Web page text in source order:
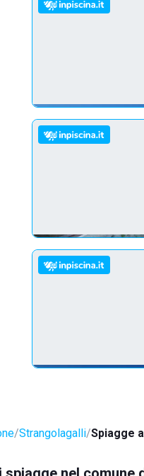
Strangolagalli Spiagge